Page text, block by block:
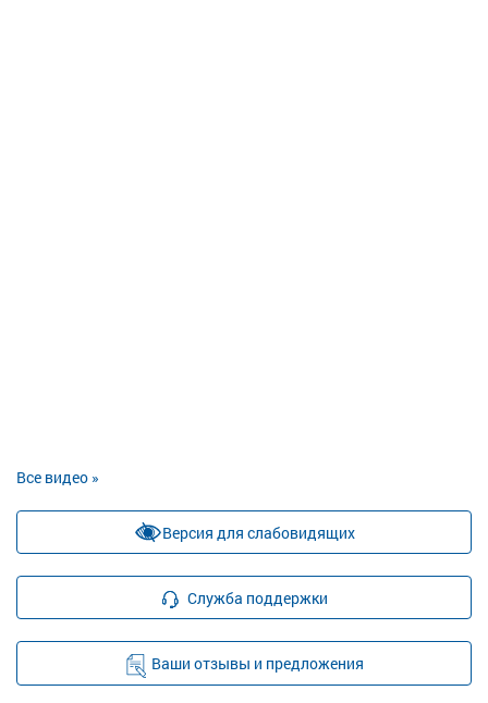
Все видео »
Версия для слабовидящих
Служба поддержки
Ваши отзывы и предложения